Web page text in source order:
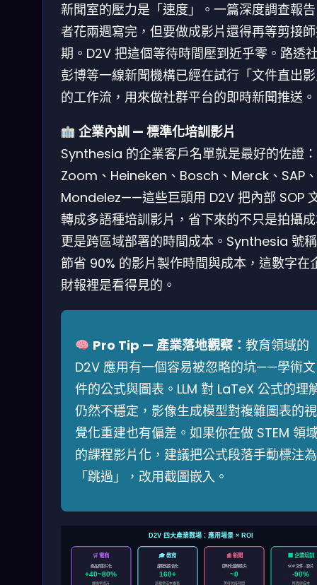
新聞室的壓力是「速度」。一篇深度調查報
者花兩週寫完，但要做成影片還得再等剪接
期。D2V 把這個等待時間壓到近乎零。路透
彭博等一線新聞機構已經在試行「文件直出
的工作流，用來做社群平台的即時新聞推送。
企業內訓 — 標準化培訓影片
Synthesia 的企業客戶名單就是最好的佐證：
Zoom、Heineken、Bosch、Merck、SAP、
Mondelez——這些巨頭用 D2V 把內部 SOP
轉成多語種培訓影片，省下來的不只是拍攝
更是跨區域部署的時間成本。Synthesia 號
節省 90% 的影片製作時間與成本，這數字在
財報裡是看得見的。
Pro Tip — 產業落地觀察： 教育領域的
D2V 應用有一個容易被忽略的坑——學術文
件的公式與圖表。LLM 對 LaTeX 公式的理
仍然不穩定，影像生成模型對複雜圖表的視
覺化重建也有偏差。如果你在做 STEM 領
的課程影片化，建議把公式段落手動標注為
「跳過」，改用截圖嵌入。
D2V 四大產業戰場：應用場景 × ROI
🛒 電商
產品頁影片化
+40~80%
轉換率提升
🎓 教育
課程短影音化
160+
語種零成本擴張
📰 新聞
即時化圖解影片
~0
等待剪接時間
🏢 企業培訓
SOP 文件→影片
-90%
時間與成本